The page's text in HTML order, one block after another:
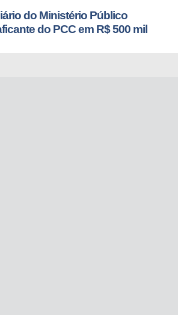
do Ministério Público
do PCC em R$ 500 mil